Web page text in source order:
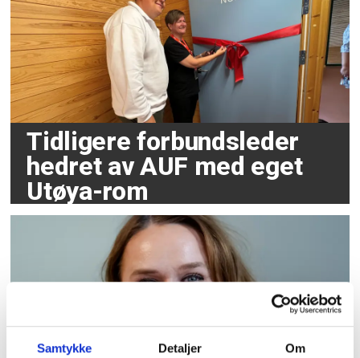
Samtykke Detaljer Om
Tidligere forbundsleder
hedret av AUF med eget
Utøya-rom